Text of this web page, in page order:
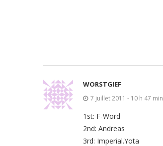
WORSTGIEF
7 juillet 2011 - 10 h 47 min
1st: F-Word
2nd: Andreas
3rd: Imperial.Yota